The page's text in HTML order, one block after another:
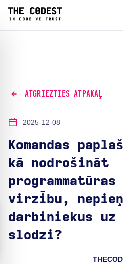
ATGRIEZTIES ATPAKAĻ
2025-12-08
Komandas
kā nodrošināt
virzību,
darbiniekus
slodzi?